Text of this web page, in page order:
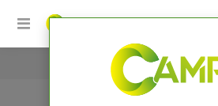
Accueil /